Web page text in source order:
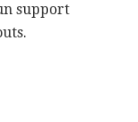
support